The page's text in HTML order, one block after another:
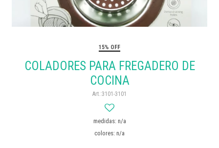
15% OFF
COLADORES PARA FREGADERO DE
COCINA
3101-3101
medidas: n/a
colores: n/a